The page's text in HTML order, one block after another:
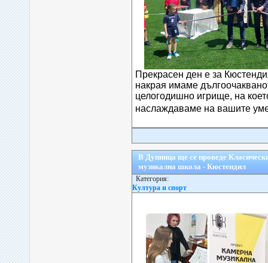
Прекрасен ден е за
накрая имаме
целогодишно игрище, на
наслаждаваме на вашите
В Дупница ще се проведе
музикална школа - Кюстендил
Категория:
Култура и спорт